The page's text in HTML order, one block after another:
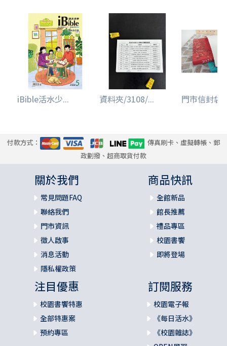
iBible活水少... 資料夾/3108/... 門市信封袋
付款方式：
傳真刷卡、虛擬轉帳、郵
政劃撥、超商取貨付款
關於我們
常見問題FAQ
聯絡我們
門市資訊
徵人啟事
消息活動
隱私權政策
商品快訊
全館新品
館長推薦
禮品專區
校園書饗
即將登場
注目優惠
校園書饗特惠
全部特惠案
預約專區
訂閱服務
校園電子報
《每日活水》
《校園雜誌》